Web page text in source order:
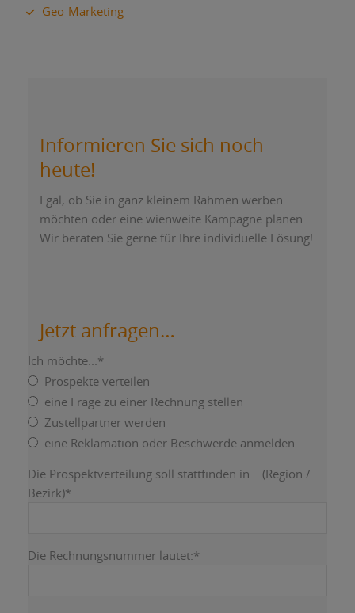
Geo-Marketing
Informieren Sie sich noch
heute!
Egal, ob Sie in ganz kleinem Rahmen werben
möchten oder eine wienweite Kampagne planen.
Wir beraten Sie gerne für Ihre individuelle Lösung!
Jetzt anfragen…
Ich möchte... *
Prospekte verteilen
eine Frage zu einer Rechnung stellen
Zustellpartner werden
eine Reklamation oder Beschwerde anmelden
Die Prospektverteilung soll stattfinden in... (Region /
Bezirk)*
Die Rechnungsnummer lautet:*